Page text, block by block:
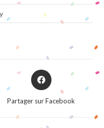
Opens
in
Partager sur Facebook